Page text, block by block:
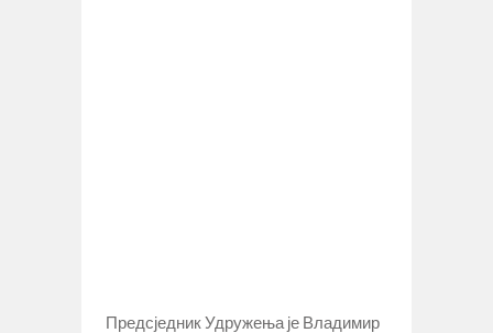
Предсједник Удружења је Владимир